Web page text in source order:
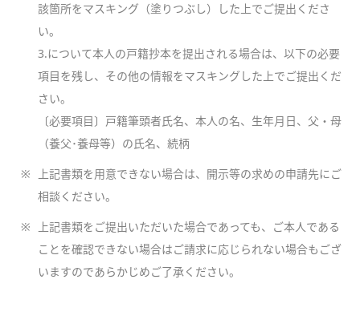
該箇所をマスキング（塗りつぶし）した上でご提出くださ
い。
3.について本人の戸籍抄本を提出される場合は、以下の必要
項目を残し、その他の情報をマスキングした上でご提出くだ
さい。
〔必要項目〕戸籍筆頭者氏名、本人の名、生年月日、父・母
（養父･養母等）の氏名、続柄
※
上記書類を用意できない場合は、開示等の求めの申請先にご
相談ください。
※
上記書類をご提出いただいた場合であっても、ご本人である
ことを確認できない場合はご請求に応じられない場合もござ
いますのであらかじめご了承ください。